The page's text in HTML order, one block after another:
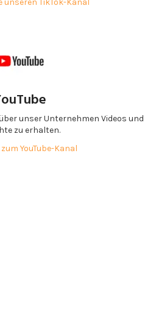
unser Unternehmen Videos und
zu erhalten.
zum YouTube-Kanal